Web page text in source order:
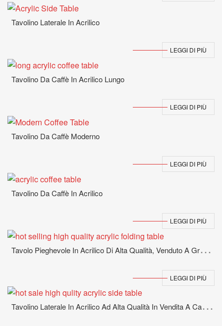
Tavolino Laterale In Acrilico
LEGGI DI PIÙ
Tavolino Da Caffè In Acrilico Lungo
LEGGI DI PIÙ
Tavolino Da Caffè Moderno
LEGGI DI PIÙ
Tavolino Da Caffè In Acrilico
LEGGI DI PIÙ
T
Avolo Pieghevole In Acrilico Di Alta Qualità, Venduto A Grande Mercato
LEGGI DI PIÙ
T
Avolino Laterale In Acrilico Ad Alta Qualità In Vendita A Caldo